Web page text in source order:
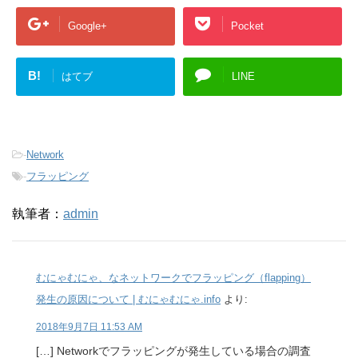
Google+ Pocket
B! はてブ LINE
-Network
-フラッピング
執筆者： admin
むにゃむにゃ、なネットワークでフラッピング（flapping）
発生の原因について | むにゃむにゃ.info より:
2018年9月7日 11:53 AM
[…] Networkでフラッピングが発生している場合の調査